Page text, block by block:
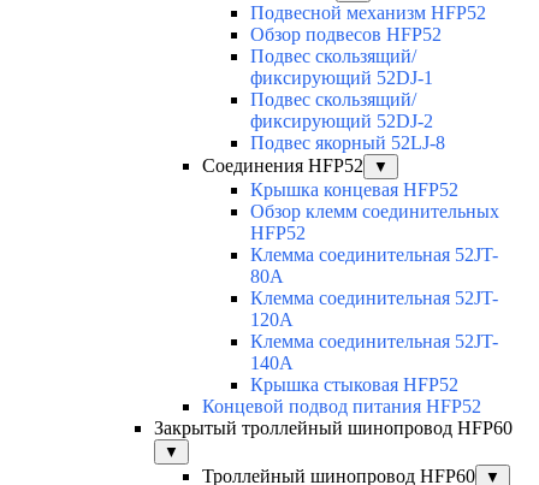
Подвесной механизм HFP52
Обзор подвесов HFP52
Подвес скользящий/
фиксирующий 52DJ-1
Подвес скользящий/
фиксирующий 52DJ-2
Подвес якорный 52LJ-8
Соединения HFP52
▼
Крышка концевая HFP52
Обзор клемм соединительных
HFP52
Клемма соединительная 52JT-
80A
Клемма соединительная 52JT-
120A
Клемма соединительная 52JT-
140A
Крышка стыковая HFP52
Концевой подвод питания HFP52
Закрытый троллейный шинопровод HFP60
▼
Троллейный шинопровод HFP60 ▼